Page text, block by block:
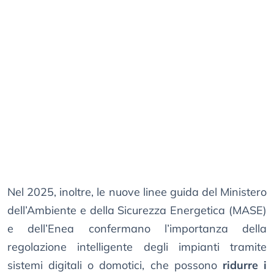
Nel 2025, inoltre, le nuove linee guida del Ministero
dell’Ambiente e della Sicurezza Energetica (MASE)
e dell’Enea confermano l’importanza della
regolazione intelligente degli impianti tramite
sistemi digitali o domotici, che possono ridurre i